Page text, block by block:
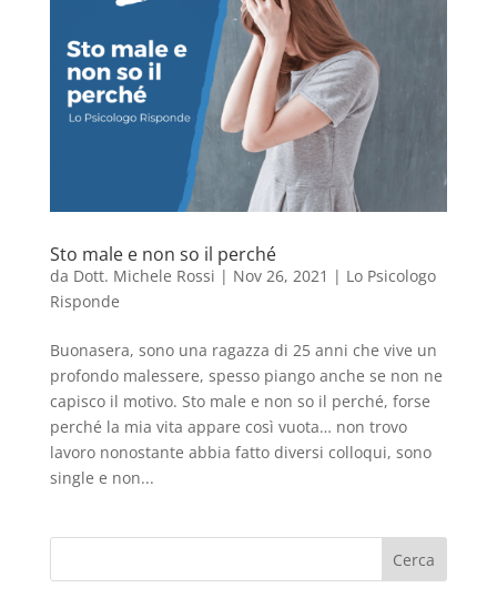
Sto male e non so il perché
da Dott. Michele Rossi | Nov 26, 2021 | Lo Psicologo
Risponde
Buonasera, sono una ragazza di 25 anni che vive un
profondo malessere, spesso piango anche se non ne
capisco il motivo. Sto male e non so il perché, forse
perché la mia vita appare così vuota… non trovo
lavoro nonostante abbia fatto diversi colloqui, sono
single e non...